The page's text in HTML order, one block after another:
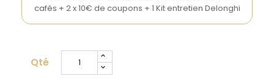
cafés + 2 x 10€ de coupons + 1 Kit entretien Delonghi
Qté